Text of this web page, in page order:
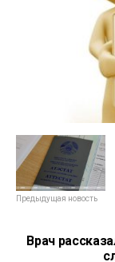
Предыдущая новость
Врач